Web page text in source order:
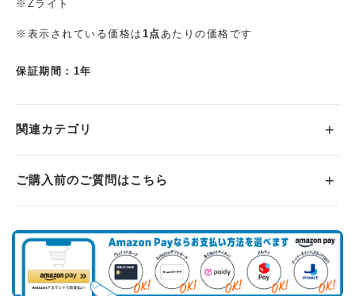
※Zライト
※表示されている価格は 1点あたりの価格です
保証期間：1年
関連カテゴリ
ご購入前のご質問はこちら